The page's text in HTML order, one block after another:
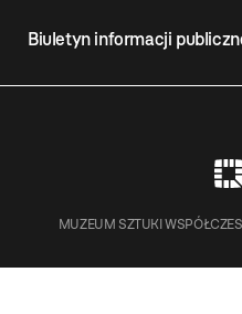
Biuletyn informacji
MUZEUM SZTUKI